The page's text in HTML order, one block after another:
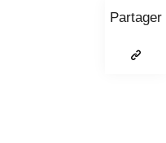
Partager